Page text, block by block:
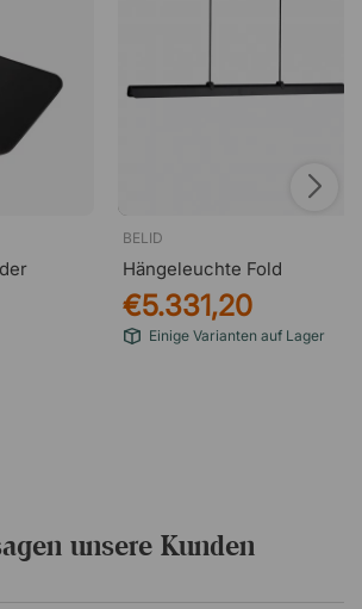
BELID
Hängeleuchte Fold
€5.331,20
Einige Varianten auf Lager
unsere Kunden